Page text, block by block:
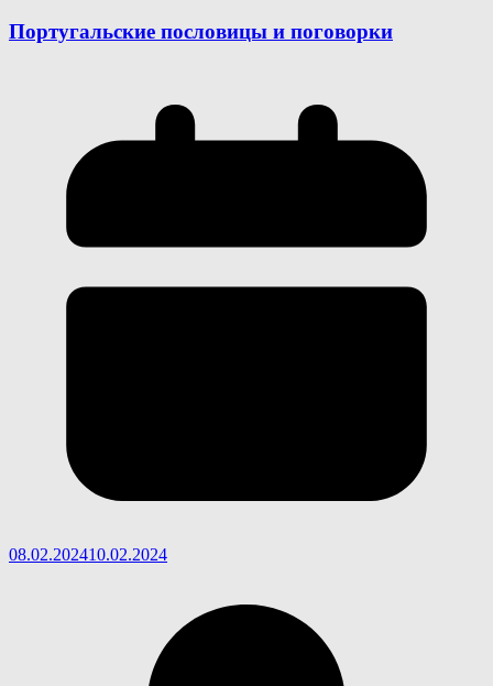
Португальские пословицы и поговорки
08.02.202410.02.2024